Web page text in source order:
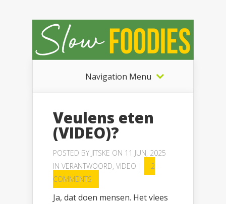
Navigation Menu
Veulens eten
(VIDEO)?
POSTED BY JITSKE ON 11 JUN, 2025
IN VERANTWOORD, VIDEO |
2
COMMENTS
Ja, dat doen mensen. Het vlees